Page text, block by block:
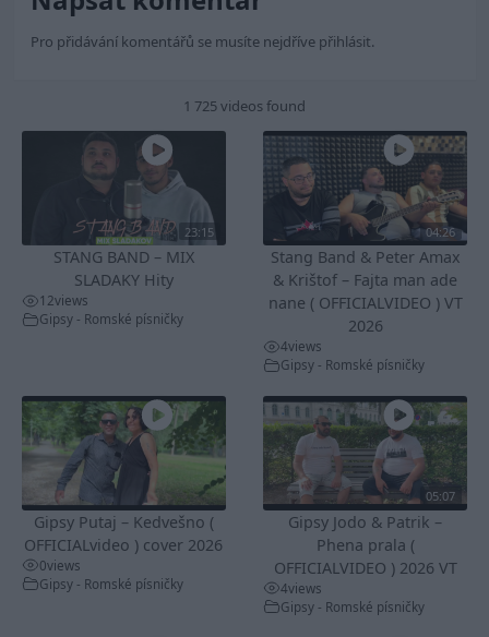
Pro přidávání komentářů se musíte nejdříve přihlásit.
1 725 videos found
23:15
STANG BAND – MIX
SLADAKY Hity
12views
Gipsy - Romské písničky
04:26
Stang Band & Peter Amax
& Krištof – Fajta man ade
nane ( OFFICIALVIDEO ) VT
2026
4views
Gipsy - Romské písničky
Gipsy Putaj – Kedvešno (
OFFICIALvideo ) cover 2026
0views
Gipsy - Romské písničky
05:07
Gipsy Jodo & Patrik –
Phena prala (
OFFICIALVIDEO ) 2026 VT
4views
Gipsy - Romské písničky